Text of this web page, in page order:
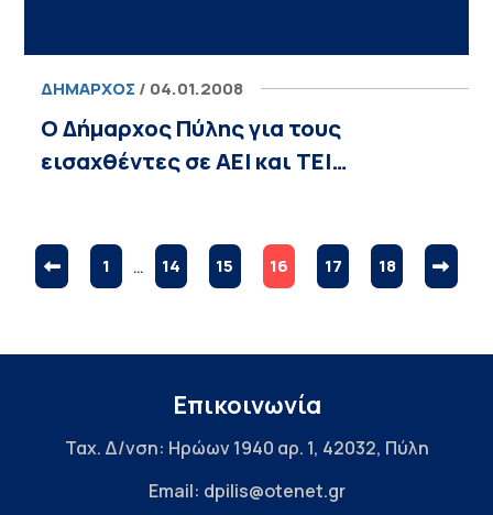
ΔΉΜΑΡΧΟΣ / 04.01.2008
Ο Δήμαρχος Πύλης για τους
εισαχθέντες σε ΑΕΙ και ΤΕΙ…
1 … 14 15 16 17 18
Επικοινωνία
Ταχ. Δ/νση: Ηρώων 1940 αρ. 1, 42032, Πύλη
Email: dpilis@otenet.gr